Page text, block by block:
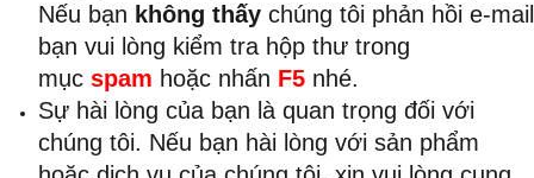
Nếu bạn không thấy chúng tôi phản hồi e-mail
bạn vui lòng kiểm tra hộp thư trong
mục spam hoặc nhấn F5 nhé.
Sự hài lòng của bạn là quan trọng đối với
chúng tôi. Nếu bạn hài lòng với sản phẩm